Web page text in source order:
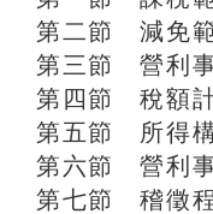
第二節 減免
第三節 營利
第四節 稅額
第五節 所得構
第六節 營利
第七節 稽徵